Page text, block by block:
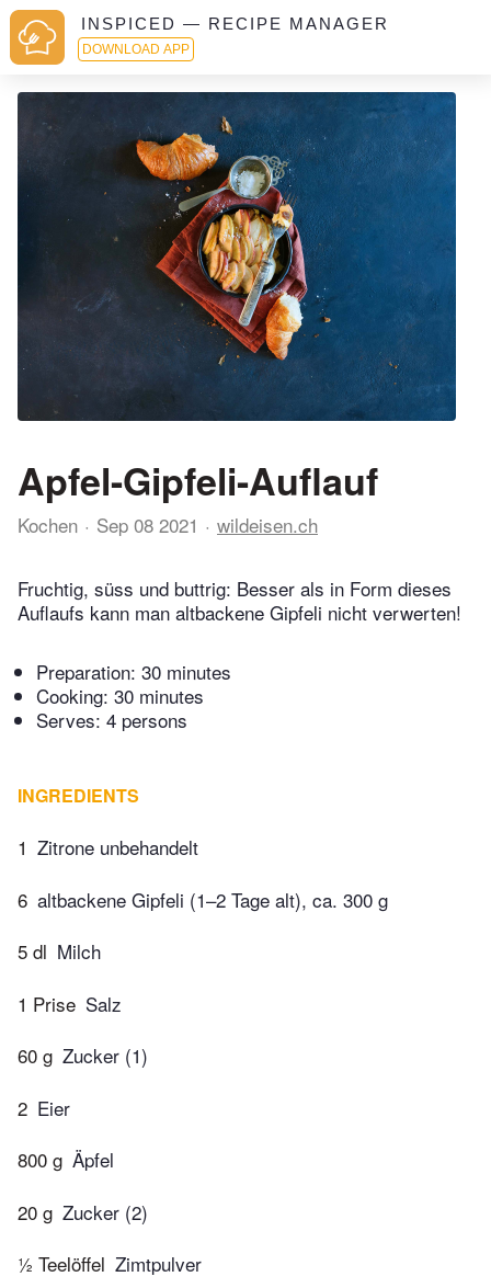
INSPICED — RECIPE MANAGER
DOWNLOAD APP
Apfel-Gipfeli-Auflauf
Kochen Sep 08 2021 wildeisen.ch
Fruchtig, süss und buttrig: Besser als in Form dieses
Auflaufs kann man altbackene Gipfeli nicht verwerten!
Preparation: 30 minutes
Cooking: 30 minutes
Serves: 4 persons
INGREDIENTS
1 Zitrone unbehandelt
6 altbackene Gipfeli (1–2 Tage alt), ca. 300 g
5 dl Milch
1 Prise Salz
60 g Zucker (1)
2 Eier
800 g Äpfel
20 g Zucker (2)
½ Teelöffel Zimtpulver